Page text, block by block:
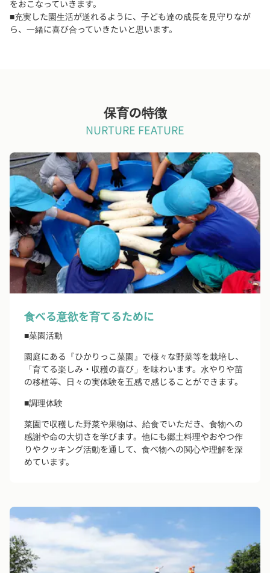
をおこなっていきます。
■充実した園生活が送れるように、子ども達の成長を見守りなが
ら、一緒に喜び合っていきたいと思います。
保育の特徴
NURTURE FEATURE
食べる意欲を育てるために
■菜園活動
園庭にある『ひかりっこ菜園』で様々な野菜等を栽培し、
「育てる楽しみ・収穫の喜び」を味わいます。水やりや苗
の移植等、日々の実体験を五感で感じることができます。
■調理体験
菜園で収穫した野菜や果物は、給食でいただき、食物への
感謝や命の大切さを学びます。他にも郷土料理やおやつ作
りやクッキング活動を通して、食べ物への関心や理解を深
めています。